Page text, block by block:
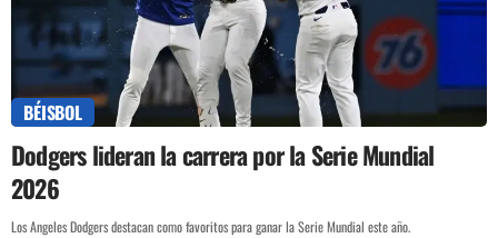
BÉISBOL
Dodgers lideran la carrera por la Serie Mundial
2026
Los Angeles Dodgers destacan como favoritos para ganar la Serie Mundial este año.